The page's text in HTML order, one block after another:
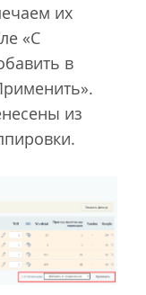
их
«С
в
из